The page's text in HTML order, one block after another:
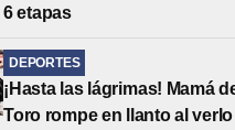
6 etapas
DEPORTES
¡Hasta las lágrimas! Mamá
Toro rompe en llanto al